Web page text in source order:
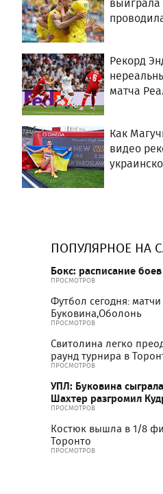
Рекорд
матча
Как
видео
ПОПУЛЯРНОЕ НА
Бокс: расписание боев
ПРОСМОТРОВ
Футбол сегодня:
Буковина,Оболонь
ПРОСМОТРОВ
Свитолина легко
раунд турнира в
ПРОСМОТРОВ
УПЛ: Буковина
Шахтер разгромил
ПРОСМОТРОВ
Костюк вышла в 1/8
Торонто
ПРОСМОТРОВ